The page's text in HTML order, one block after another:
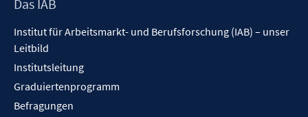
Das IAB
Institut für Arbeitsmarkt- und Berufsforschung (IAB) – unser
Leitbild
Institutsleitung
Graduiertenprogramm
Befragungen